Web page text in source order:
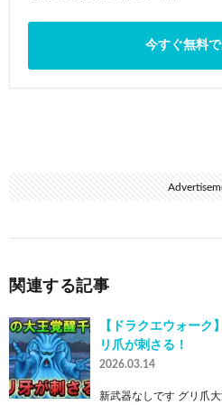
今すぐ無料
関連する記事
【ドラクエウォーク
リ爪が刺さる！
2026.03.14
新武器なしです グリ爪